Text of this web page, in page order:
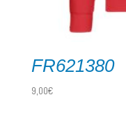
FR621380
9,00€